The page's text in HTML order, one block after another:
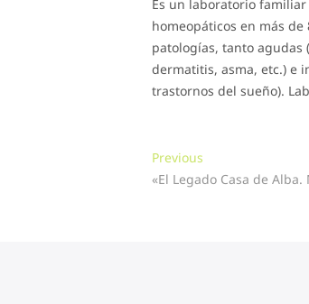
Es un laboratorio
homeopáticos en más
patologías, tanto agudas
dermatitis, asma, etc.) e
trastornos del sueño).
Navegación
de
Previous
post:
«El Legado Casa de